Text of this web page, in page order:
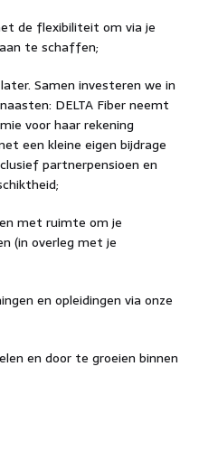
de flexibiliteit om via je
te schaffen;
Samen investeren we in
DELTA Fiber neemt
voor haar rekening
een kleine eigen bijdrage
partnerpensioen en
met ruimte om je
(in overleg met je
en opleidingen via onze
en door te groeien binnen